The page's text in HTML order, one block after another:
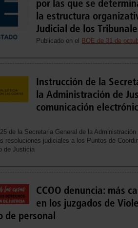
por las que se
la estructura
Judicial de los
Publicado en el BOE de 31 de
Instrucción de la
la Administración de
comunicación
de la Secretaria General de la
resoluciones judiciales a los Puntos de
de Justicia
CCOO denuncia: más
en los juzgados de
de personal